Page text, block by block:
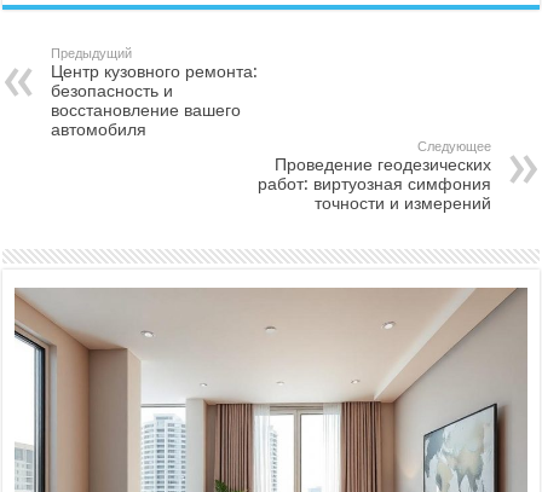
Предыдущий
Центр кузовного ремонта:
безопасность и
восстановление вашего
автомобиля
Следующее
Проведение геодезических
работ: виртуозная симфония
точности и измерений